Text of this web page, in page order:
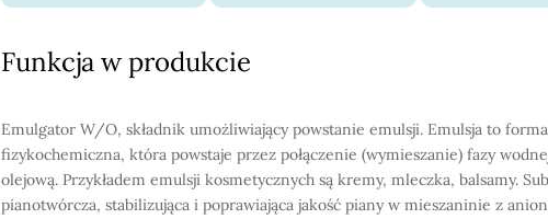
Funkcja w produkcie
Emulgator W/O, składnik umożliwiający powstanie emulsji. Emulsja to forma
fizykochemiczna, która powstaje przez połączenie (wymieszanie) fazy
olejową. Przykładem emulsji kosmetycznych są kremy, mleczka, balsamy.
pianotwórcza, stabilizująca i poprawiająca jakość piany w mieszaninie z